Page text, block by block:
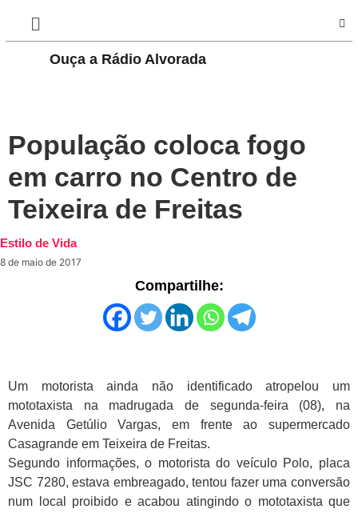
Ouça a Rádio Alvorada
População coloca fogo
em carro no Centro de
Teixeira de Freitas
Estilo de Vida
8 de maio de 2017
Compartilhe:
Um motorista ainda não identificado atropelou um
mototaxista na madrugada de segunda-feira (08), na
Avenida Getúlio Vargas, em frente ao supermercado
Casagrande em Teixeira de Freitas.
Segundo informações, o motorista do veículo Polo, placa
JSC 7280, estava embreagado, tentou fazer uma conversão
num local proibido e acabou atingindo o mototaxista que